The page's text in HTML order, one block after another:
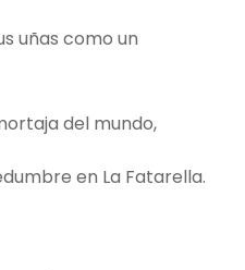
uñas como un
del mundo,
en La Fatarella.